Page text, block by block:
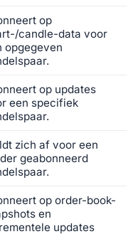
op
candle-data voor
opgegeven
op updates
een specifiek
zich af voor een
geabonneerd
op order-book-
en
updates